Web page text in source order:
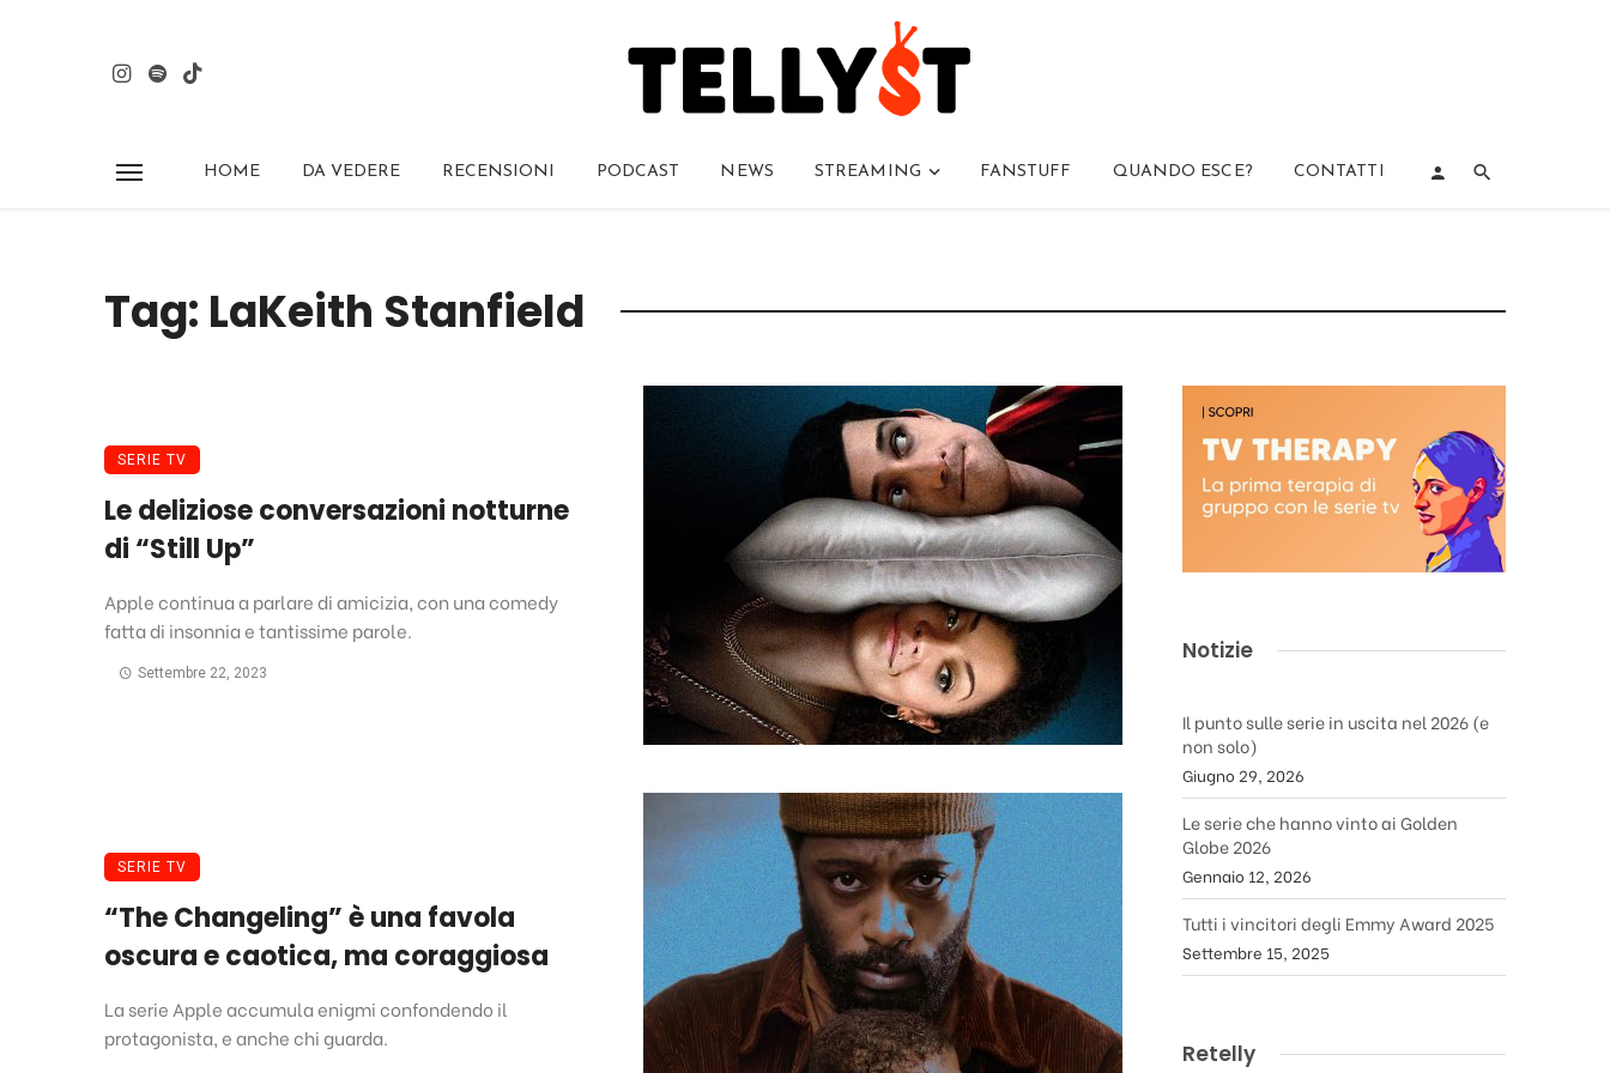
HOME DA VEDERE RECENSIONI PODCAST NEWS STREAMING FANSTUFF QUANDO ESCE? CONTATTI
Tag: LaKeith Stanfield
SERIE TV
Le deliziose conversazioni notturne
di “Still Up”
Apple continua a parlare di amicizia, con una comedy
fatta di insonnia e tantissime parole.
Settembre 22, 2023
SERIE TV
“The Changeling” è una favola
oscura e caotica, ma coraggiosa
La serie Apple accumula enigmi confondendo il
protagonista, e anche chi guarda.
Notizie
Il punto sulle serie in uscita nel 2026 (e
non solo)
Giugno 29, 2026
Le serie che hanno vinto ai Golden
Globe 2026
Gennaio 12, 2026
Tutti i vincitori degli Emmy Award 2025
Settembre 15, 2025
Retelly